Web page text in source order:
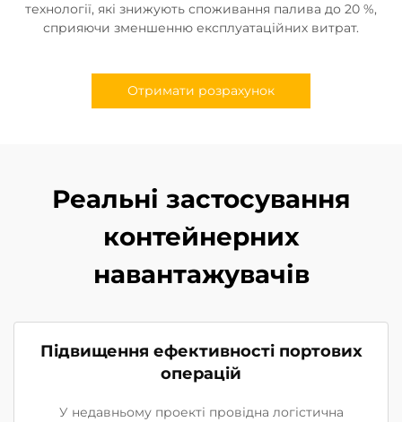
технології, які знижують споживання палива до 20 %,
сприяючи зменшенню експлуатаційних витрат.
Отримати розрахунок
Реальні застосування
контейнерних
навантажувачів
Підвищення ефективності портових
операцій
У недавньому проекті провідна логістична